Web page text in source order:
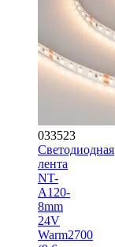
033523
Светодиодная
лента
NT-
A120-
8mm
24V
Warm2700